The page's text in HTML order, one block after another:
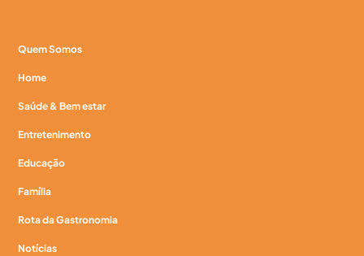
Quem Somos
Home
Saúde & Bem estar
Entretenimento
Educação
Família
Rota da Gastronomia
Notícias